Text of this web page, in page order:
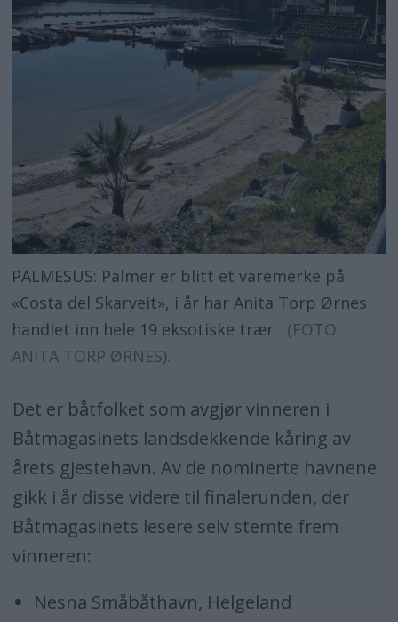
PALMESUS: Palmer er blitt et varemerke på
«Costa del Skarveit», i år har Anita Torp Ørnes
handlet inn hele 19 eksotiske trær. (FOTO:
ANITA TORP ØRNES).
Det er båtfolket som avgjør vinneren i
Båtmagasinets landsdekkende kåring av
årets gjestehavn. Av de nominerte havnene
gikk i år disse videre til finalerunden, der
Båtmagasinets lesere selv stemte frem
vinneren:
Nesna Småbåthavn, Helgeland